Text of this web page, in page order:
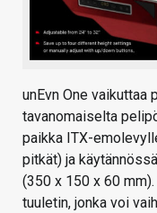
unEvn One vaikuttaa
tavanomaiselta
paikka ITX-
pitkät) ja
(350 x 150 x 60
tuuletin, jonka voi